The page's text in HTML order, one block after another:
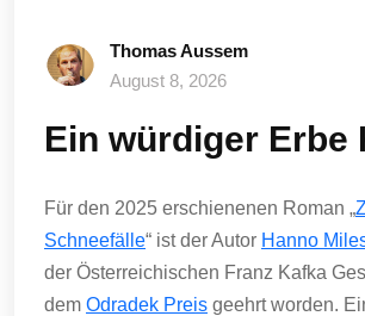
Thomas Aussem
August 8, 2026
Ein würdiger Erbe
Für den 2025 erschienenen Roman „
Schneefälle“ ist der Autor Hanno
der Österreichischen Franz Kafka
dem Odradek Preis geehrt worden.